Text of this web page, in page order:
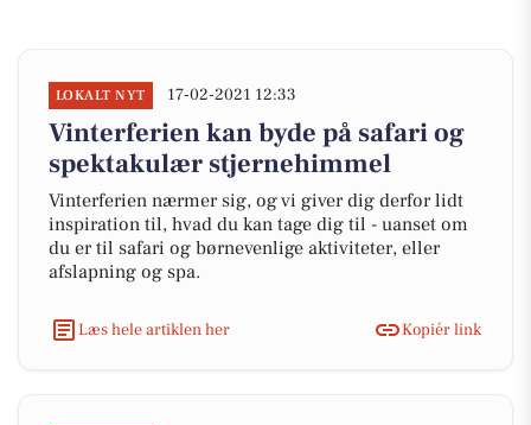
LOKALT NYT 17-02-2021 12:33
Vinterferien kan byde på safari og
spektakulær stjernehimmel
Vinterferien nærmer sig, og vi giver dig derfor lidt
inspiration til, hvad du kan tage dig til - uanset om
du er til safari og børnevenlige aktiviteter, eller
afslapning og spa.
Læs hele artiklen her Kopiér link